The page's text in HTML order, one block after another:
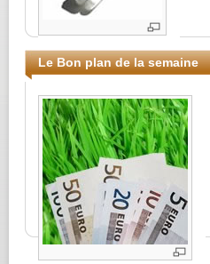
Le Bon plan de la semaine